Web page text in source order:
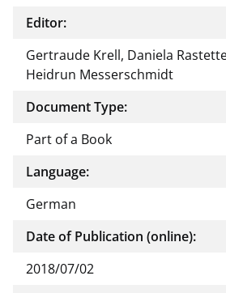
Editor:
Gertraude Krell, Daniela
Heidrun Messerschmidt
Document Type:
Part of a Book
Language:
German
Date of Publication (online):
2018/07/02